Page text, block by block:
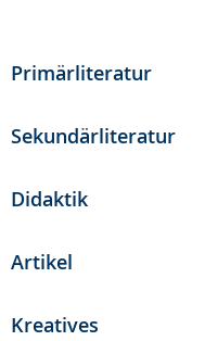
Primärliteratur
Sekundärliteratur
Didaktik
Artikel
Kreatives